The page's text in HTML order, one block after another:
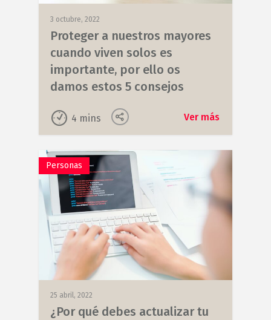
3 octubre, 2022
Proteger a nuestros mayores
cuando viven solos es
importante, por ello os
damos estos 5 consejos
4 mins Ver más
Personas
25 abril, 2022
¿Por qué debes actualizar tu